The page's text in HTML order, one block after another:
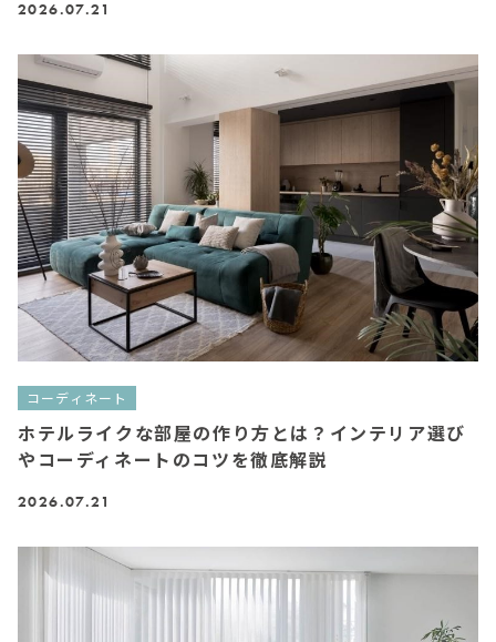
2026.07.21
コーディネート
ホテルライクな部屋の作り方とは？インテリア選び
やコーディネートのコツを徹底解説
2026.07.21